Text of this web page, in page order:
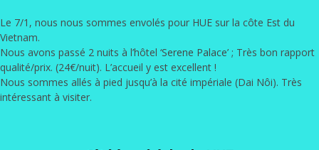
Le 7/1, nous nous sommes envolés pour HUE sur la côte Est du
Vietnam.
Nous avons passé 2 nuits à l’hôtel ‘Serene Palace’ ; Très bon rapport
qualité/prix. (24€/nuit). L’accueil y est excellent !
Nous sommes allés à pied jusqu’à la cité impériale (Dai Nôi). Très
intéressant à visiter.